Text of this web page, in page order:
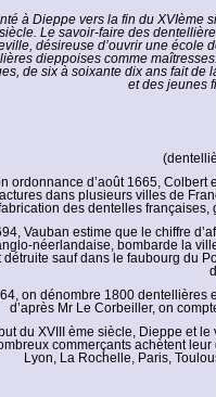
à Dieppe vers la fin du XVIème
Le savoir-faire des
désireuse d’ouvrir une école
dieppoises comme
de six à soixante dix ans fait de
et des jeunes
ordonnance d’août 1665,
dans plusieurs villes de
des dentelles françaises,
Vauban estime que le chiffre
néerlandaise, bombarde la
détruite sauf dans le faubourg du
on dénombre 1800 dentellières
d’après Mr Le Corbeiller, on
du XVIII ème siècle, Dieppe et
commerçants achètent
Lyon, La Rochelle, Paris,